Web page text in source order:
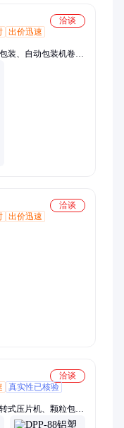
洽谈
出价迅速
装、自动包装机卷
洽谈
出价迅速
洽谈
真实性已核验
式压片机、颗粒包装
维运动混合机、包衣